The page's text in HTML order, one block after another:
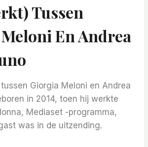
Tussen
En Andrea
Giorgia Meloni en Andrea
in 2014, toen hij werkte
Mediaset -programma,
was in de uitzending.